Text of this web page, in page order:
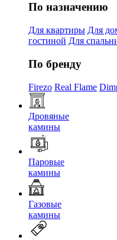
По назначению
Для квартиры Для
гостиной Для
По бренду
Firezo Real Flame
Дровяные
камины
Паровые
камины
Газовые
камины